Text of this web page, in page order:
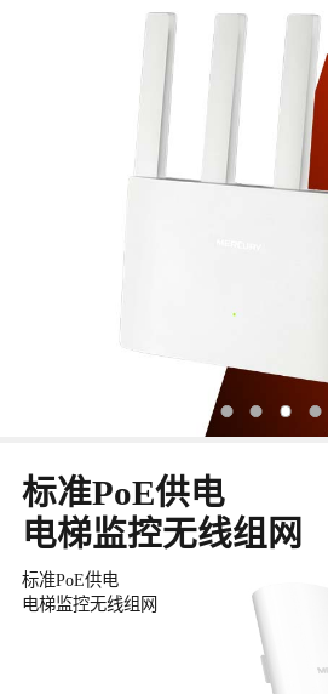
标准PoE供电
电梯监控无线组网
标准PoE供电
电梯监控无线组网